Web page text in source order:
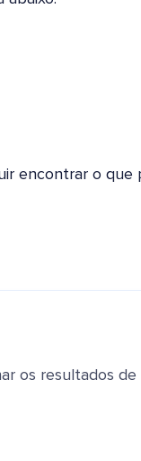
encontrar o que
os resultados